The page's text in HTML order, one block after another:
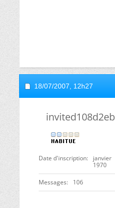
18/07/2007, 12h27
invited108d2eb
Date d'inscription
janvier
1970
Messages 106